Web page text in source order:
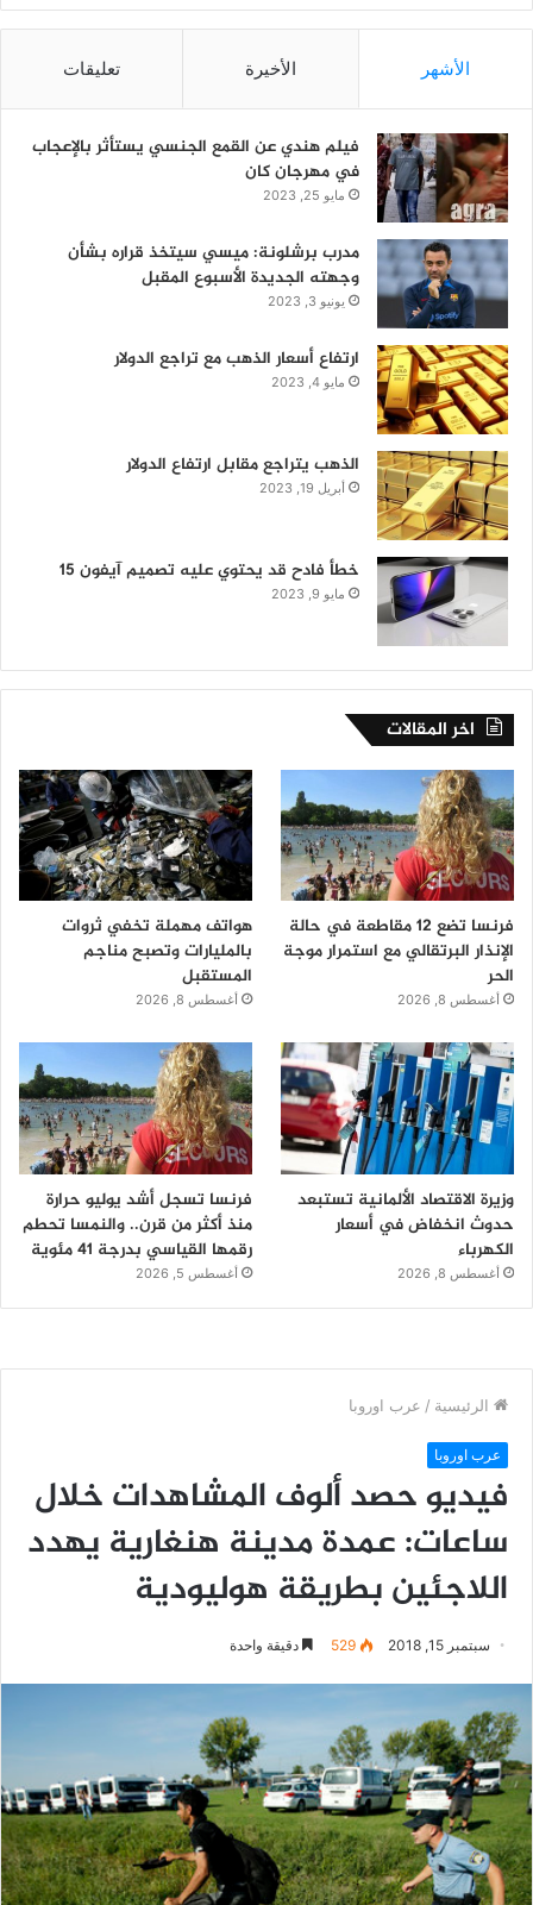
الأشهر الأخيرة تعليقات
فيلم هندي عن القمع الجنسي يستأثر بالإعجاب
في مهرجان كان
مايو 25, 2023
مدرب برشلونة: ميسي سيتخذ قراره بشأن
وجهته الجديدة الأسبوع المقبل
يونيو 3, 2023
ارتفاع أسعار الذهب مع تراجع الدولار
مايو 4, 2023
الذهب يتراجع مقابل ارتفاع الدولار
أبريل 19, 2023
خطأ فادح قد يحتوي عليه تصميم آيفون 15
مايو 9, 2023
اخر المقالات
فرنسا تضع 12 مقاطعة في حالة
الإنذار البرتقالي مع استمرار موجة
الحر
أغسطس 8, 2026
هواتف مهملة تخفي ثروات
بالمليارات وتصبح مناجم
المستقبل
أغسطس 8, 2026
وزيرة الاقتصاد الألمانية تستبعد
حدوث انخفاض في أسعار
الكهرباء
أغسطس 8, 2026
فرنسا تسجل أشد يوليو حرارة
منذ أكثر من قرن.. والنمسا تحطم
رقمها القياسي بدرجة 41 مئوية
أغسطس 5, 2026